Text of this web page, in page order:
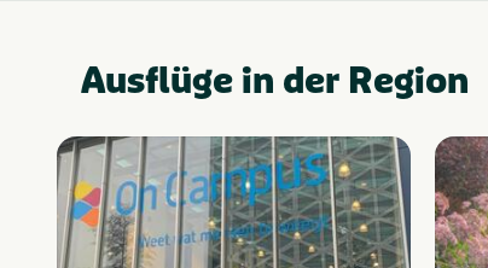
Ausflüge in der Region